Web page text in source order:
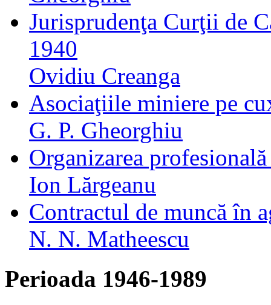
Jurisprudenţa Curţii de
1940
Ovidiu Creanga
Asociaţiile miniere pe
G. P. Gheorghiu
Organizarea
Ion Lărgeanu
Contractul de muncă în
N. N. Matheescu
Perioada 1946-1989